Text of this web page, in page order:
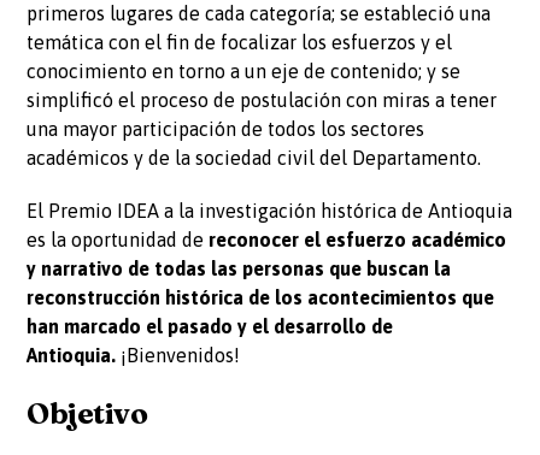
primeros lugares de cada categoría; se estableció una
temática con el fin de focalizar los esfuerzos y el
conocimiento en torno a un eje de contenido; y se
simplificó el proceso de postulación con miras a tener
una mayor participación de todos los sectores
académicos y de la sociedad civil del Departamento.
El Premio IDEA a la investigación histórica de Antioquia
es la oportunidad de reconocer el esfuerzo académico
y narrativo de todas las personas que buscan la
reconstrucción histórica de los acontecimientos que
han marcado el pasado y el desarrollo de
Antioquia. ¡Bienvenidos!
Objetivo